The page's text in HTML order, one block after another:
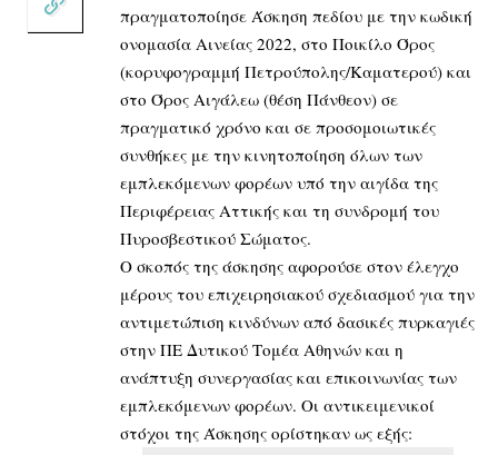
πραγματοποίησε Άσκηση πεδίου με την κωδική
ονομασία Αινείας 2022, στο Ποικίλο Όρος
(κορυφογραμμή Πετρούπολης/Καματερού) και
στο Όρος Αιγάλεω (θέση Πάνθεον) σε
πραγματικό χρόνο και σε προσομοιωτικές
συνθήκες με την κινητοποίηση όλων των
εμπλεκόμενων φορέων υπό την αιγίδα της
Περιφέρειας Αττικής και τη συνδρομή του
Πυροσβεστικού Σώματος.
Ο σκοπός της άσκησης αφορούσε στον έλεγχο
μέρους του επιχειρησιακού σχεδιασμού για την
αντιμετώπιση κινδύνων από δασικές πυρκαγιές
στην ΠΕ Δυτικού Τομέα Αθηνών και η
ανάπτυξη συνεργασίας και επικοινωνίας των
εμπλεκόμενων φορέων. Οι αντικειμενικοί
στόχοι της Άσκησης ορίστηκαν ως εξής: